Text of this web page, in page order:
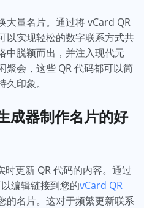
大量名片。通过将 vCard QR
以实现轻松的数字联系方式共
中脱颖而出，并注入现代元
聚会，这些 QR 代码都可以简
久印象。
成器制作名片的好
更新 QR 代码的内容。通过
编辑链接到您的vCard QR
的名片。这对于频繁更新联系